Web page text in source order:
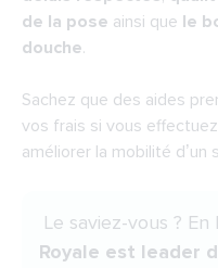
de la pose ainsi que le
douche.
Sachez que des aides
vos frais si vous
améliorer la mobilité d’un
Le saviez-vous ? En
Royale est leader